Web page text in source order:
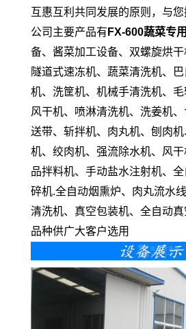
互惠互利共同发展的原则，与
公司主要产品有 FX-600蔬菜专
备、酱菜加工设备、双螺旋烘干
隧道式速冻机、蔬菜清洗机、
机、洗筐机、机械手清洗机、
风干机、喷淋清洗机、洗姜机
送带、斩拌机、肉丸机、刨肉
机、绞肉机、强流除水机、风
品拌料机、手动盐水注射机、
碎机.全自动烟熏炉、肉丸流水
清洗机、真空包装机、全自动
品种供广大客户选用